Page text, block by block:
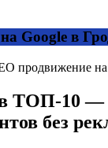
Google в
продвижение
без